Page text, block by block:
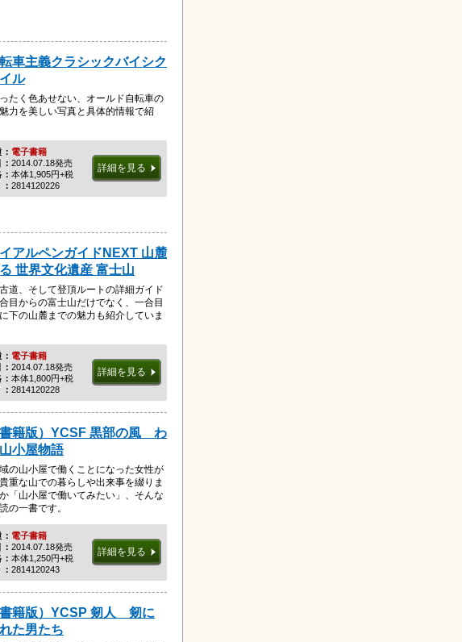
転車主義クラシックバイシク
ル
たく色あせない、オールド自転車の
力を美しい写真と具体的情報で紹
電子書籍
2014.07.18発売
本体1,905円+税
2814120226
詳細を見る
アルペンガイドNEXT 山麓
世界文化遺産 富士山
道、そして登頂ルートの詳細ガイド
目からの富士山だけでなく、一合目
下の山麓までの魅力も紹介していま
電子書籍
2014.07.18発売
本体1,800円+税
2814120228
詳細を見る
書籍版）YCSF 黒部の風 わ
小屋物語
の山小屋で働くことになった女性が
重な山での暮らしや出来事を綴りま
「山小屋で働いてみたい」、そんな
の一書です。
電子書籍
2014.07.18発売
本体1,250円+税
2814120243
詳細を見る
書籍版）YCSP 剱人 剱に
た男たち